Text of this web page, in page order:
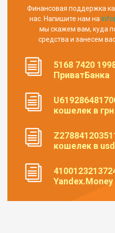
Финансовая поддержка
нас. Напишите нам на
мы скажем вам, куда
средства и занесем
5168 7420
ПриватБанка
кошелек в грн
кошелек в usd
Yandex.Money